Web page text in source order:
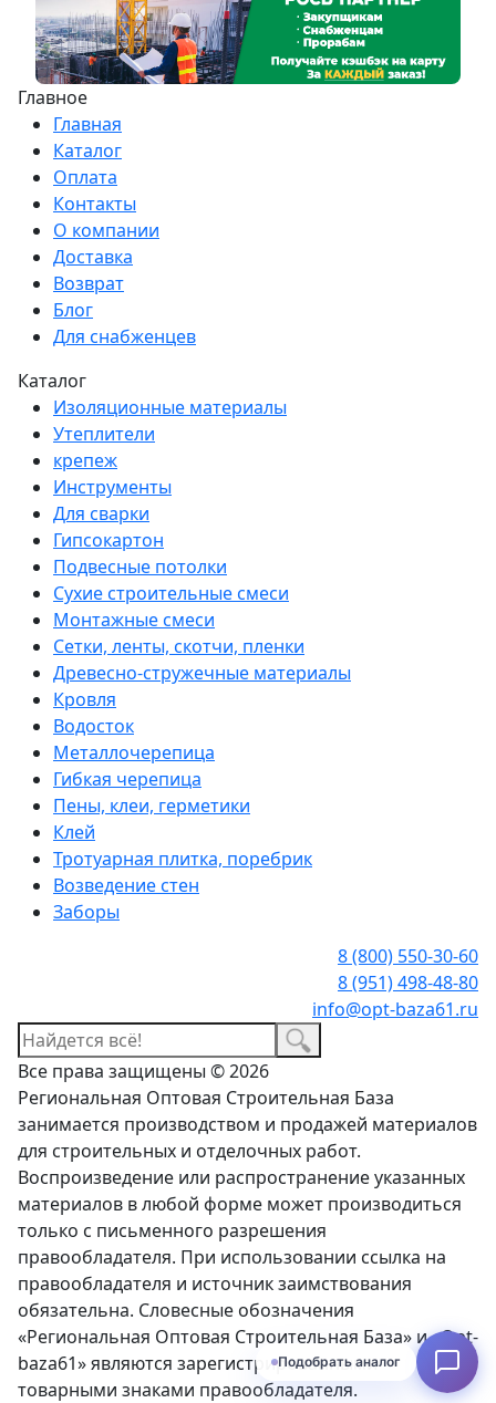
Главное
Главная
Каталог
Оплата
Контакты
О компании
Доставка
Возврат
Блог
Для снабженцев
Каталог
Изоляционные материалы
Утеплители
крепеж
Инструменты
Для сварки
Гипсокартон
Подвесные потолки
Сухие строительные смеси
Монтажные смеси
Сетки, ленты, скотчи, пленки
Древесно-стружечные материалы
Кровля
Водосток
Металлочерепица
Гибкая черепица
Пены, клеи, герметики
Клей
Тротуарная плитка, поребрик
Возведение стен
Заборы
8 (800) 550-30-60
8 (951) 498-48-80
info@opt-baza61.ru
Все права защищены © 2026
Региональная Оптовая Строительная База
занимается производством и продажей материалов
для строительных и отделочных работ.
Воспроизведение или распространение указанных
материалов в любой форме может производиться
только с письменного разрешения
правообладателя. При использовании ссылка на
правообладателя и источник заимствования
обязательна. Словесные обозначения
«Региональная Оптовая Строительная База» и «Opt-
baza61» являются зарегистрированными
товарными знаками правообладателя.
Подобрать аналог